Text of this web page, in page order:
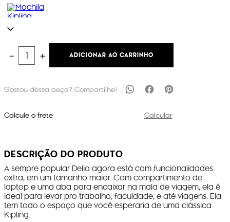
＋
－ ADICIONAR AO CARRINHO
Calcule o frete: Calcular
DESCRIÇÃO DO PRODUTO
A sempre popular Delia agora está com funcionalidades
extra, em um tamanho maior. Com compartimento de
laptop e uma aba para encaixar na mala de viagem, ela é
ideal para levar pro trabalho, faculdade, e até viagens. Ela
tem todo o espaço que você esperaria de uma clássica
Kipling.